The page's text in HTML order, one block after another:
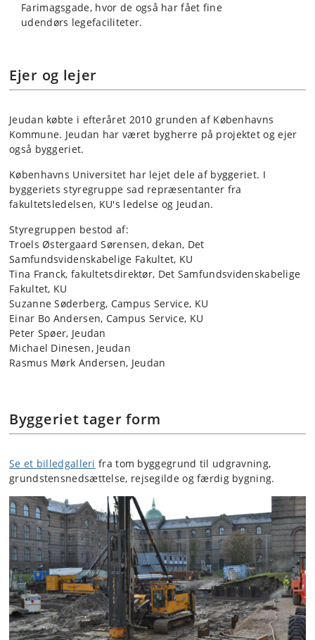
Farimagsgade, hvor de også har fået fine
udendørs legefaciliteter.
Ejer og lejer
Jeudan købte i efteråret 2010 grunden af Københavns
Kommune. Jeudan har været bygherre på projektet og ejer
også byggeriet.
Københavns Universitet har lejet dele af byggeriet. I
byggeriets styregruppe sad repræsentanter fra
fakultetsledelsen, KU's ledelse og Jeudan.
Styregruppen bestod af:
Troels Østergaard Sørensen, dekan, Det
Samfundsvidenskabelige Fakultet, KU
Tina Franck, fakultetsdirektør, Det Samfundsvidenskabelige
Fakultet, KU
Suzanne Søderberg, Campus Service, KU
Einar Bo Andersen, Campus Service, KU
Peter Spøer, Jeudan
Michael Dinesen, Jeudan
Rasmus Mørk Andersen, Jeudan
Byggeriet tager form
Se et billedgalleri fra tom byggegrund til udgravning,
grundstensnedsættelse, rejsegilde og færdig bygning.